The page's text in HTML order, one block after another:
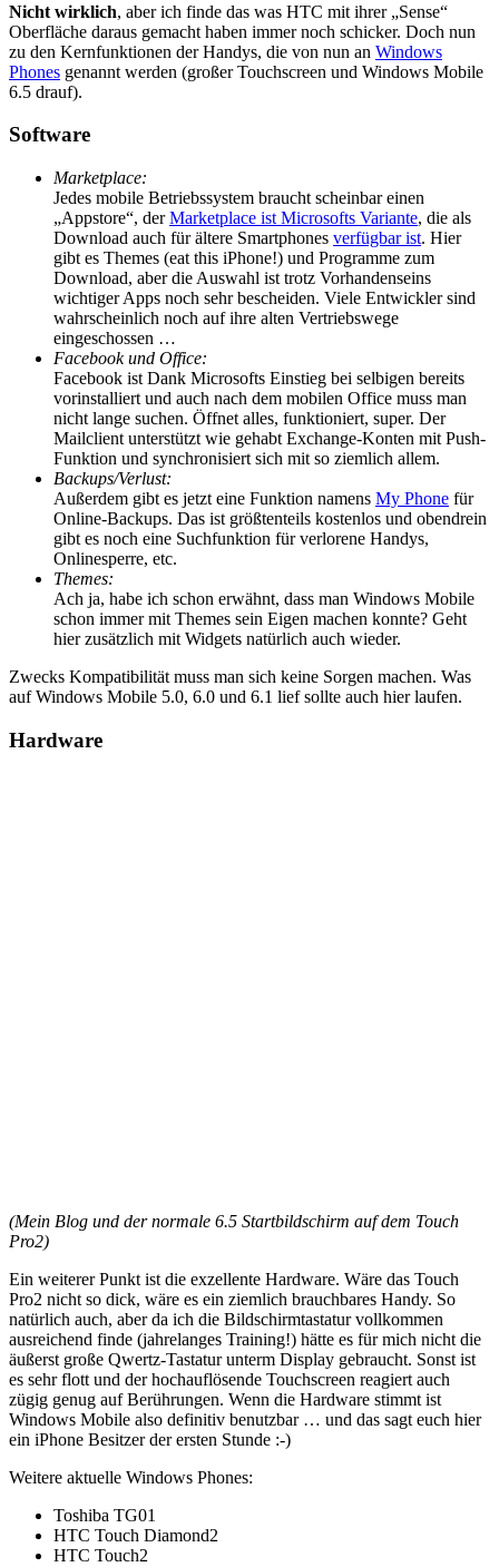
Nicht wirklich, aber ich finde das was HTC mit ihrer „Sense“
Oberfläche daraus gemacht haben immer noch schicker. Doch nun
zu den Kernfunktionen der Handys, die von nun an Windows
Phones genannt werden (großer Touchscreen und Windows Mobile
6.5 drauf).
Software
Marketplace:
Jedes mobile Betriebssystem braucht scheinbar einen
„Appstore“, derMarketplace ist Microsofts Variante, die als
Download auch für ältere Smartphones verfügbar ist. Hier
gibt es Themes (eat this iPhone!) und Programme zum
Download, aber die Auswahl ist trotz Vorhandenseins
wichtiger Apps noch sehr bescheiden. Viele Entwickler sind
wahrscheinlich noch auf ihre alten Vertriebswege
eingeschossen …
Facebook und Office:
Facebook ist Dank Microsofts Einstieg bei selbigen bereits
vorinstalliert und auch nach dem mobilen Office muss man
nicht lange suchen. Öffnet alles, funktioniert, super. Der
Mailclient unterstützt wie gehabt Exchange-Konten mit Push-
Funktion und synchronisiert sich mit so ziemlich allem.
Backups/Verlust:
Außerdem gibt es jetzt eine Funktion namens My Phone für
Online-Backups. Das ist größtenteils kostenlos und obendrein
gibt es noch eine Suchfunktion für verlorene Handys,
Onlinesperre, etc.
Themes:
Ach ja, habe ich schon erwähnt, dass man Windows Mobile
schon immer mit Themes sein Eigen machen konnte? Geht
hier zusätzlich mit Widgets natürlich auch wieder.
Zwecks Kompatibilität muss man sich keine Sorgen machen. Was
auf Windows Mobile 5.0, 6.0 und 6.1 lief sollte auch hier laufen.
Hardware
(Mein Blog und der normale 6.5 Startbildschirm auf dem Touch
Pro2)
Ein weiterer Punkt ist die exzellente Hardware. Wäre das Touch
Pro2 nicht so dick, wäre es ein ziemlich brauchbares Handy. So
natürlich auch, aber da ich die Bildschirmtastatur vollkommen
ausreichend finde (jahrelanges Training!) hätte es für mich nicht die
äußerst große Qwertz-Tastatur unterm Display gebraucht. Sonst ist
es sehr flott und der hochauflösende Touchscreen reagiert auch
zügig genug auf Berührungen. Wenn die Hardware stimmt ist
Windows Mobile also definitiv benutzbar … und das sagt euch hier
ein iPhone Besitzer der ersten Stunde :-)
Weitere aktuelle Windows Phones:
Toshiba TG01
HTC Touch Diamond2
HTC Touch2